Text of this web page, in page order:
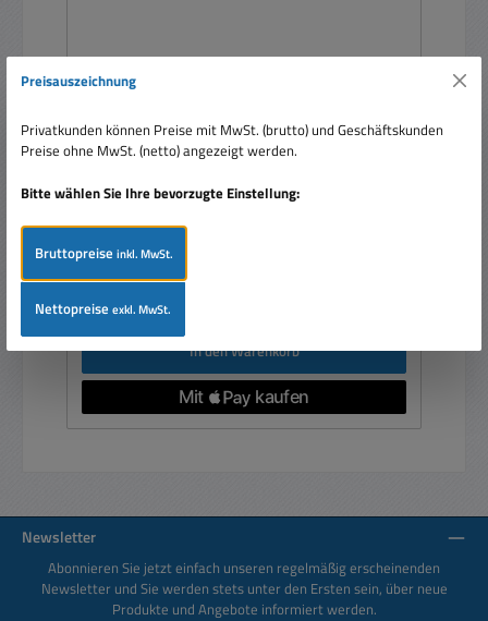
12VAC Trafo 2x12V 1,8VA 2x75mA 12V oder
Verkaufspreis:
4,60 €
Preise inkl. MwSt. zzgl. Versandkosten
In den Warenkorb
Newsletter
Abonnieren Sie jetzt einfach unseren regelmäßig erscheinenden
Newsletter und Sie werden stets unter den Ersten sein, über neue
Produkte und Angebote informiert werden.
Preisauszeichnung
Privatkunden können Preise mit MwSt. (brutto) und Geschäftskunden
Preise ohne MwSt. (netto) angezeigt werden.
Bitte wählen Sie Ihre bevorzugte Einstellung:
Bruttopreiseinkl. MwSt.
Nettopreiseexkl. MwSt.